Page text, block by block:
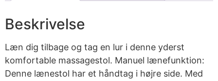
Beskrivelse
Læn dig tilbage og tag en lur i denne yderst
komfortable massagestol. Manuel lænefunktion:
Denne lænestol har et håndtag i højre side. Med